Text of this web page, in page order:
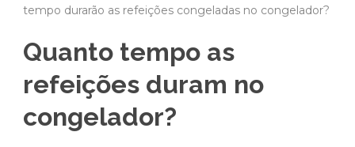
tempo durarão as refeições congeladas no congelador?
Quanto tempo as
refeições duram no
congelador?